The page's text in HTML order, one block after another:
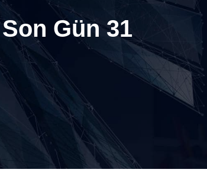
Gün 31